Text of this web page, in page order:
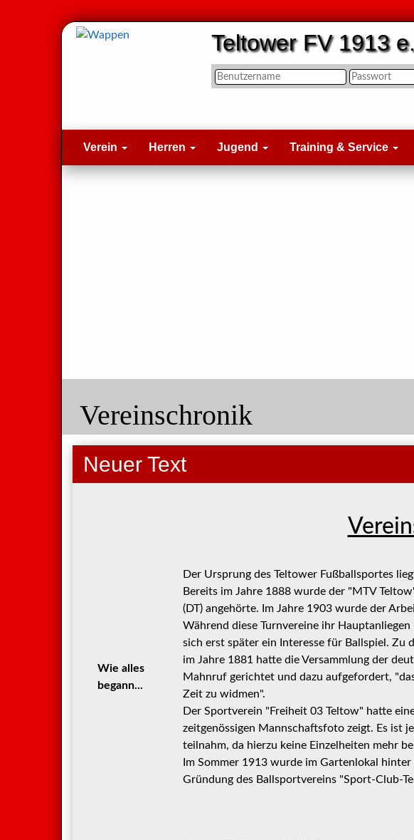
Teltower FV 1913
Verein Herren Jugend Training & Service
Vereinschronik
Neuer Text
Wie alles
begann...
Der Ursprung des Teltower Fußballsportes
Bereits im Jahre 1888 wurde der "MTV
(DT) angehörte. Im Jahre 1903 wurde der
Während diese Turnvereine ihr
sich erst später ein Interesse für Ballspiel. Zu
im Jahre 1881 hatte die Versammlung der
Mahnruf gerichtet und dazu aufgefordert,
Zeit zu widmen".
Der Sportverein "Freiheit 03 Teltow" hatte
zeitgenössigen Mannschaftsfoto zeigt. Es ist
teilnahm, da hierzu keine Einzelheiten mehr
Im Sommer 1913 wurde im Gartenlokal
Gründung des Ballsportvereins "Sport-Club-